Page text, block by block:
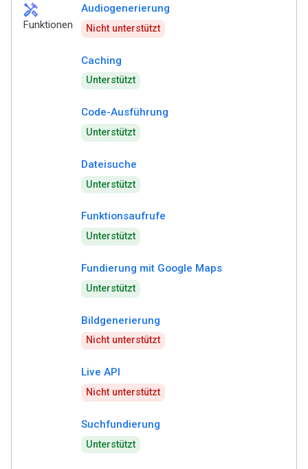
handyman
Funktionen
Audiogenerierung
Nicht unterstützt
Caching
Unterstützt
Code-Ausführung
Unterstützt
Dateisuche
Unterstützt
Funktionsaufrufe
Unterstützt
Fundierung mit Google Maps
Unterstützt
Bildgenerierung
Nicht unterstützt
Live API
Nicht unterstützt
Suchfundierung
Unterstützt